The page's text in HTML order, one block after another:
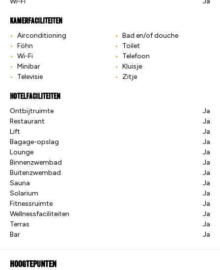
Kamerfaciliteiten
Airconditioning
Bad en/of douche
Föhn
Toilet
Wi-Fi
Telefoon
Minibar
Kluisje
Televisie
Zitje
Hotelfaciliteiten
Ontbijtruimte
Ja
Restaurant
Ja
Lift
Ja
Bagage-opslag
Ja
Lounge
Ja
Binnenzwembad
Ja
Buitenzwembad
Ja
Sauna
Ja
Solarium
Ja
Fitnessruimte
Ja
Wellnessfaciliteiten
Ja
Terras
Ja
Bar
Ja
Hoogtepunten